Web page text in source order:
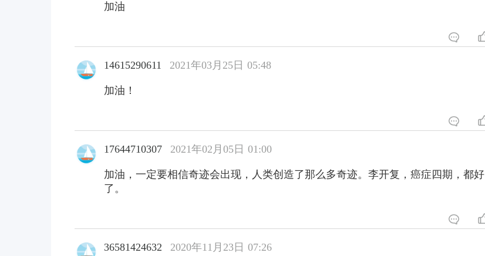
加油
14615290611 2021年03月25日 05:48
加油！
17644710307 2021年02月05日 01:00
加油，一定要相信奇迹会出现，人类创造了那么多奇迹。李开复，癌症四期，都好
了。
36581424632 2020年11月23日 07:26